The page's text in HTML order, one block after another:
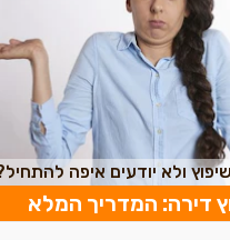
ולא יודעים איפה
דירה: המדריך המלא